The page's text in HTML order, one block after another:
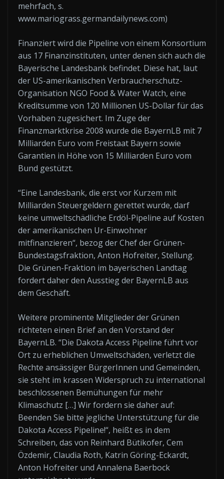
mehrfach, s.
www.mariograss.germandailynews.com)
Finanziert wird die Pipeline von einem Konsortium
aus 17 Finanzinstituten, unter denen sich auch die
Bayerische Landesbank befindet. Diese hat, laut
der US-amerikanischen Verbraucherschutz-
Organisation NGO Food & Water Watch, eine
Kreditsumme von 120 Millionen US-Dollar für das
Vorhaben zugesichert. Im Zuge der
Finanzmarktkrise 2008 wurde die BayernLB mit 7
Milliarden Euro vom Freistaat Bayern sowie
Garantien in Höhe von 15 Milliarden Euro vom
Bund gestützt.
“Eine Landesbank, die erst vor Kurzem mit
Milliarden Steuergeldern gerettet wurde, darf
keine umweltschädliche Erdöl-Pipeline auf Kosten
der amerikanischen Ur-Einwohner
mitfinanzieren“, bezog der Chef der Grünen-
Bundestagsfraktion, Anton Hofreiter, Stellung.
Die Grünen-Fraktion im bayerischen Landtag
fordert daher den Ausstieg der BayernLB aus
dem Geschäft.
Weitere prominente Mitglieder der Grünen
richteten einen Brief an den Vorstand der
BayernLB. “Die Dakota Access Pipeline führt vor
Ort zu erheblichen Umweltschäden, verletzt die
Rechte ansässiger BürgerInnen und Gemeinden,
sie steht im krassen Widerspruch zu international
beschlossenen Bemühungen für mehr
Klimaschutz […] Wir fordern sie daher auf:
Beenden Sie bitte jegliche Unterstützung für die
Dakota Access Pipeline!“, heißt es in dem
Schreiben, das von Reinhard Bütikofer, Cem
Özdemir, Claudia Roth, Katrin Göring-Eckardt,
Anton Hofreiter und Annalena Baerbock